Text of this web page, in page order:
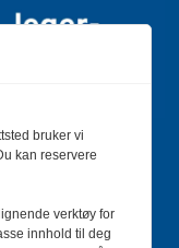
magasin for
månedlige
utgis av Norges
bruker vi
kan reservere
verktøy for
innhold til deg